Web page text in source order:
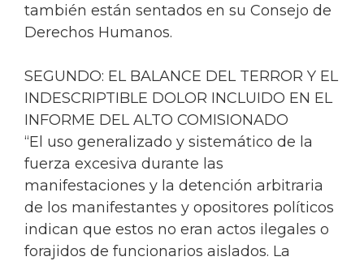
también están sentados en su Consejo de
Derechos Humanos.
SEGUNDO: EL BALANCE DEL TERROR Y EL
INDESCRIPTIBLE DOLOR INCLUIDO EN EL
INFORME DEL ALTO COMISIONADO
“El uso generalizado y sistemático de la
fuerza excesiva durante las
manifestaciones y la detención arbitraria
de los manifestantes y opositores políticos
indican que estos no eran actos ilegales o
forajidos de funcionarios aislados. La